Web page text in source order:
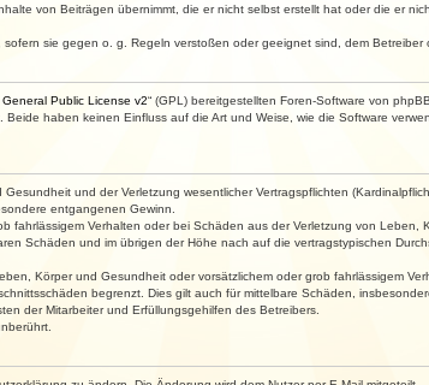
von Beiträgen übernimmt, die er nicht selbst erstellt hat oder die er
sie gegen o. g. Regeln verstoßen oder geeignet sind, dem Betreiber
General Public License v2“ (GPL) bereitgestellten Foren-Software von
haben keinen Einfluss auf die Art und Weise, wie die Software
und der Verletzung wesentlicher Vertragspflichten
entgangenen Gewinn.
fahrlässigem Verhalten oder bei Schäden aus der Verletzung von
Schäden und im übrigen der Höhe nach auf die vertragstypischen
Körper und Gesundheit oder vorsätzlichem oder grob fahrlässigem
begrenzt. Dies gilt auch für mittelbare Schäden,
der Mitarbeiter und Erfüllungsgehilfen des Betreibers.